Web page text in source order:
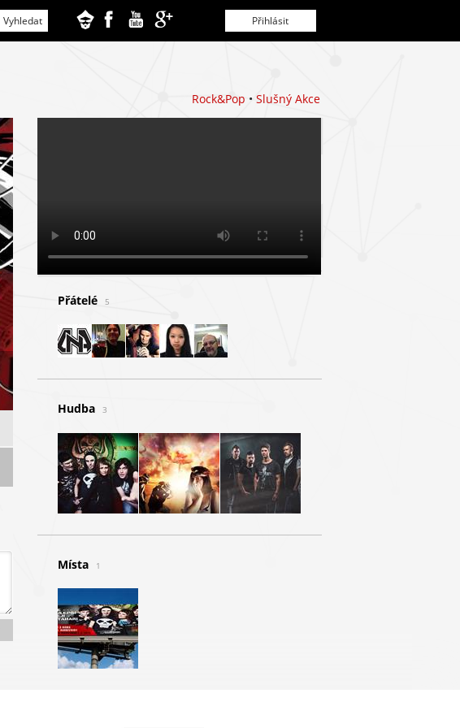
Rock&Pop • Slušný Akce
Přátelé 5
Hudba 3
Místa 1